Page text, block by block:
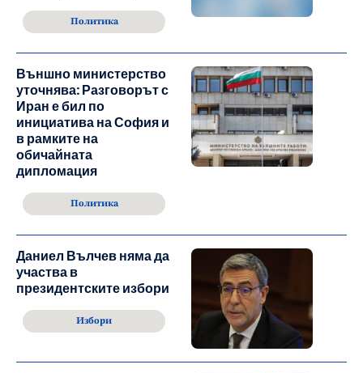
Политика
Външно министерство
уточнява: Разговорът с
Иран е бил по
инициатива на София и
в рамките на
обичайната
дипломация
Политика
Даниел Вълчев няма да
участва в
президентските избори
Избори